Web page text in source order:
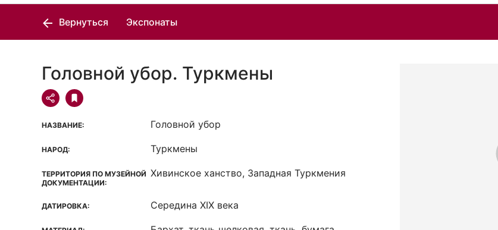
Вернуться Экспонаты
Головной убор. Туркмены
НАЗВАНИЕ: Головной убор
НАРОД: Туркмены
ТЕРРИТОРИЯ ПО МУЗЕЙНОЙ
ДОКУМЕНТАЦИИ:
Хивинское ханство, Западная Туркмения
ДАТИРОВКА: Середина XIX века